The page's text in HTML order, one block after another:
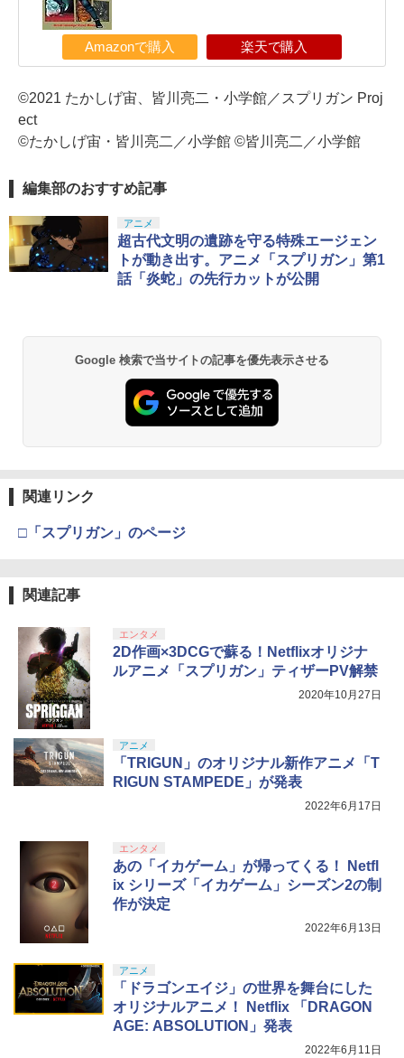
Amazonで購入 楽天で購入
©2021 たかしげ宙、皆川亮二・小学館／スプリガン Proj
ect
©たかしげ宙・皆川亮二／小学館 ©皆川亮二／小学館
編集部のおすすめ記事
アニメ
超古代文明の遺跡を守る特殊エージェン
トが動き出す。アニメ「スプリガン」第1
話「炎蛇」の先行カットが公開
Google 検索で当サイトの記事を優先表示させる
関連リンク
□「スプリガン」のページ
関連記事
エンタメ
2D作画×3DCGで蘇る！Netflixオリジナ
ルアニメ「スプリガン」ティザーPV解禁
2020年10月27日
アニメ
「TRIGUN」のオリジナル新作アニメ「T
RIGUN STAMPEDE」が発表
2022年6月17日
エンタメ
あの「イカゲーム」が帰ってくる！ Netfl
ix シリーズ「イカゲーム」シーズン2の制
作が決定
2022年6月13日
アニメ
「ドラゴンエイジ」の世界を舞台にした
オリジナルアニメ！ Netflix 「DRAGON
AGE: ABSOLUTION」発表
2022年6月11日